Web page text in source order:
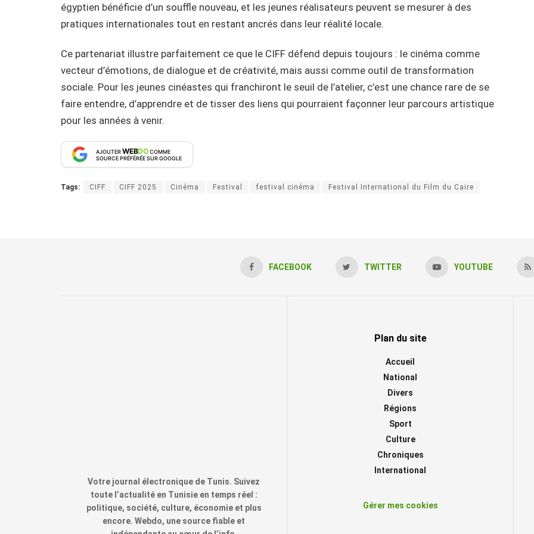
égyptien bénéficie d’un souffle nouveau, et les jeunes réalisateurs peuvent se mesurer à des
pratiques internationales tout en restant ancrés dans leur réalité locale.
Ce partenariat illustre parfaitement ce que le CIFF défend depuis toujours : le cinéma comme
vecteur d’émotions, de dialogue et de créativité, mais aussi comme outil de transformation
sociale. Pour les jeunes cinéastes qui franchiront le seuil de l’atelier, c’est une chance rare de se
faire entendre, d’apprendre et de tisser des liens qui pourraient façonner leur parcours artistique
pour les années à venir.
AJOUTERWEBDOCOMME
SOURCE PRÉFÉRÉE SUR GOOGLE
Tags: CIFF CIFF 2025 Cinéma Festival festival cinéma Festival International du Film du Caire
FACEBOOK TWITTER YOUTUBE
Votre journal électronique de Tunis. Suivez
toute l’actualité en Tunisie en temps réel :
politique, société, culture, économie et plus
encore. Webdo, une source fiable et
Plan du site
Accueil
National
Divers
Régions
Sport
Culture
Chroniques
International
Gérer mes cookies